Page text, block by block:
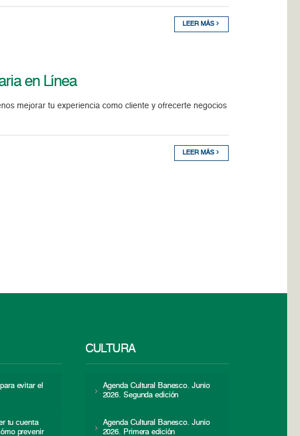
LEER MÁS
en Línea
mejorar tu experiencia como cliente y ofrecerte negocios
LEER MÁS
evitar el
tu cuenta
prevenir
CULTURA
Agenda Cultural Banesco. Junio
2026. Segunda edición
Agenda Cultural Banesco. Junio
2026. Primera edición